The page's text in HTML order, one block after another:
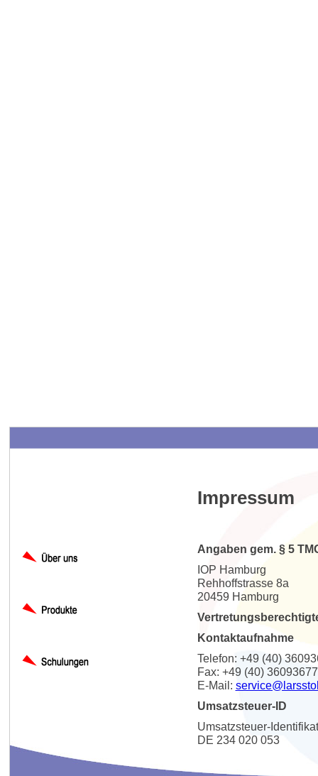
Impressum
Angaben gem. § 5
IOP Hamburg
Rehhoffstrasse 8a
20459 Hamburg
Kontaktaufnahme
Telefon: +49 (40)
Fax: +49 (40) 36093677
E-Mail:
Umsatzsteuer-ID
Umsatzsteuer-
DE 234 020 053